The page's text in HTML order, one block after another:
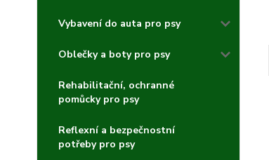
Vybavení do auta pro psy
Oblečky a boty pro psy
Rehabilitační, ochranné
pomůcky pro psy
Reflexní a bezpečnostní
potřeby pro psy